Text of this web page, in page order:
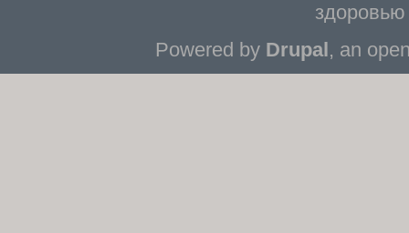
Powered by Drupal, an